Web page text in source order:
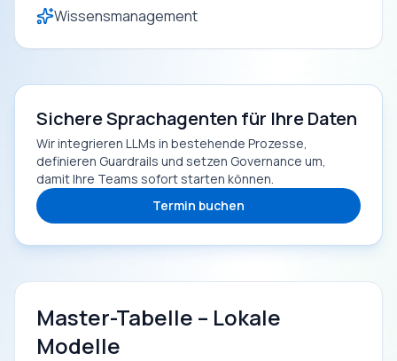
Wissensmanagement
Sichere Sprachagenten für Ihre Daten
Wir integrieren LLMs in bestehende Prozesse,
definieren Guardrails und setzen Governance um,
damit Ihre Teams sofort starten können.
Termin buchen
Master-Tabelle – Lokale
Modelle